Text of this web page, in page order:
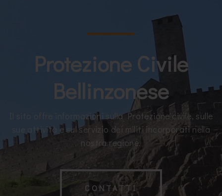
Protezione Civile
Bellinzonese
Il sito offre informazioni sulla Protezione civile, sulle
sue attività e sul servizio dei militi incorporati nella
nostra regione.
CONTATTI